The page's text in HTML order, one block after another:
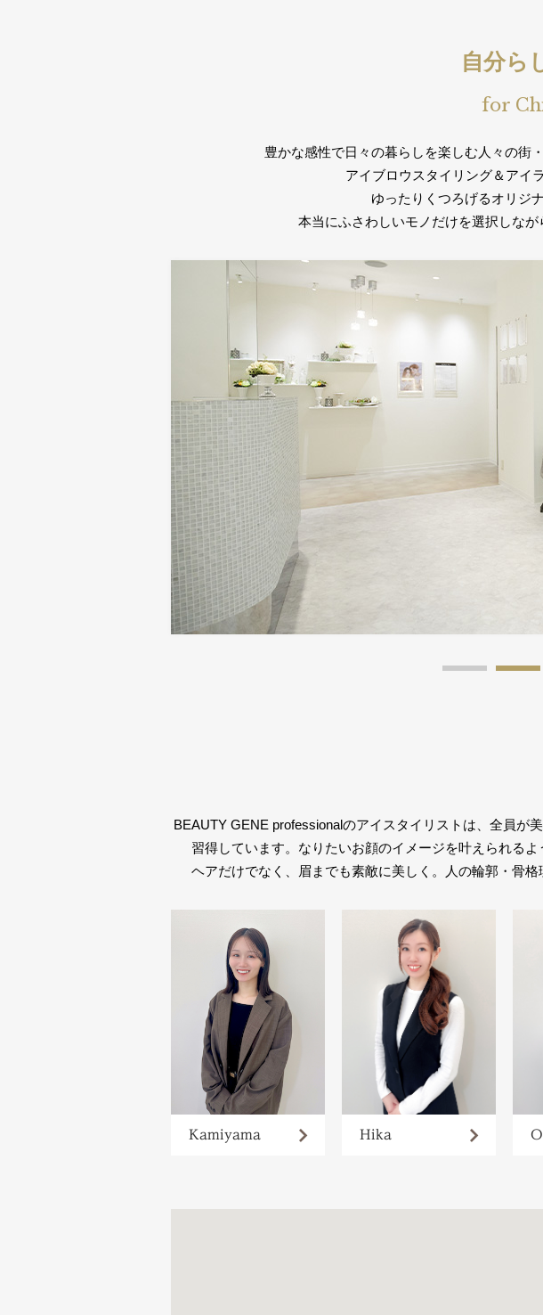
自分ら
for
豊かな感性で日々の暮らしを楽しむ人々の街
アイブロウスタイリング＆アイ
ゆったりくつろげるオリジ
本当にふさわしいモノだけを選択しな
BEAUTY GENE professionalのアイスタイリストは、全員が
習得しています。なりたいお顔のイメージを叶えられる
ヘアだけでなく、眉までも素敵に美しく。人の輪郭・骨
Kamiyama Hika